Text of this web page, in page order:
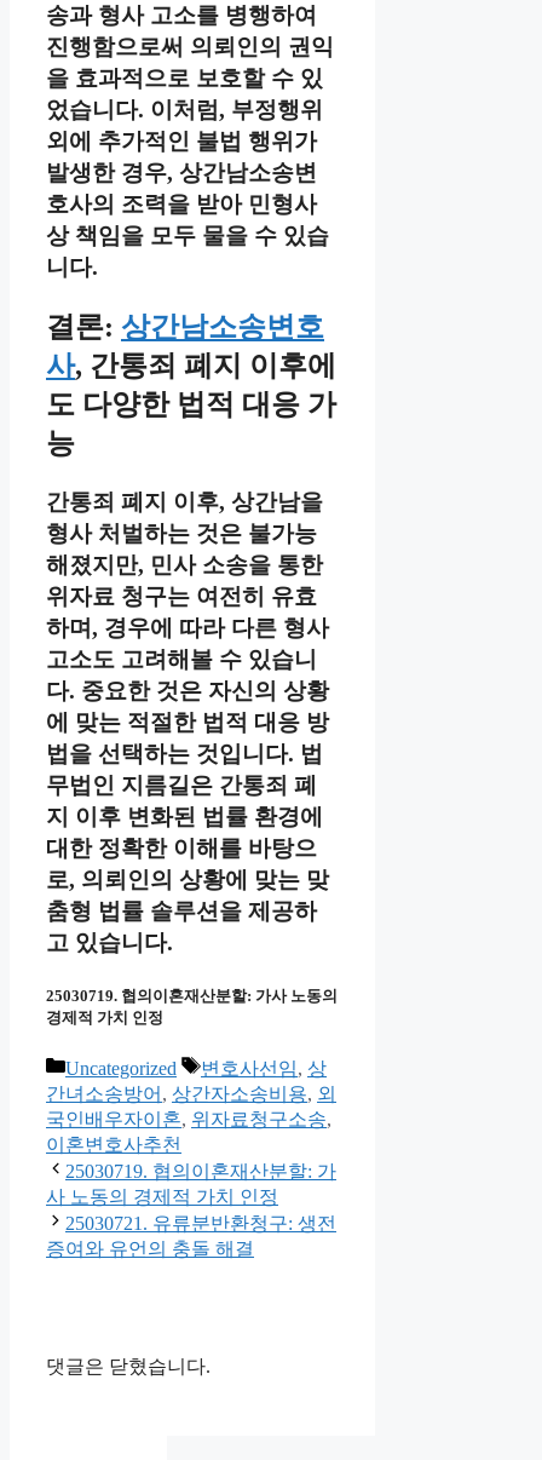
송과 형사 고소를 병행하여
진행함으로써 의뢰인의 권익
을 효과적으로 보호할 수 있
었습니다. 이처럼, 부정행위
외에 추가적인 불법 행위가
발생한 경우, 상간남소송변
호사의 조력을 받아 민형사
상 책임을 모두 물을 수 있습
니다.
결론: 상간남소송변호
사, 간통죄 폐지 이후에
도 다양한 법적 대응 가
능
간통죄 폐지 이후, 상간남을
형사 처벌하는 것은 불가능
해졌지만, 민사 소송을 통한
위자료 청구는 여전히 유효
하며, 경우에 따라 다른 형사
고소도 고려해볼 수 있습니
다. 중요한 것은 자신의 상황
에 맞는 적절한 법적 대응 방
법을 선택하는 것입니다. 법
무법인 지름길은 간통죄 폐
지 이후 변화된 법률 환경에
대한 정확한 이해를 바탕으
로, 의뢰인의 상황에 맞는 맞
춤형 법률 솔루션을 제공하
고 있습니다.
25030719. 협의이혼재산분할: 가사 노동의
경제적 가치 인정
카
테
고
리
Uncategorized
태
그
변호사선임, 상
간녀소송방어 , 상간자소송비용, 외
국인배우자이혼, 위자료청구소송,
이혼변호사추천
25030719. 협의이혼재산분할: 가
사 노동의 경제적 가치 인정
25030721. 유류분반환청구: 생전
증여와 유언의 충돌 해결
댓글은 닫혔습니다.